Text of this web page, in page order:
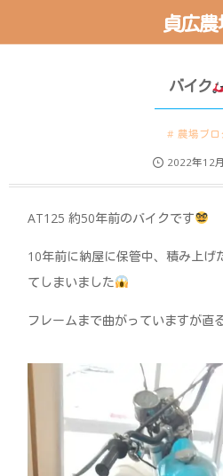
貞広農
バイク
農場ブロ
2022年12
AT125 約50年前のバイクです
10年前に納屋に保管中、積み上げ
てしまいました
フレームまで曲がっていますが直